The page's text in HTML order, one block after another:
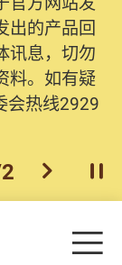
出的产品回
讯息，切勿
料。如有疑
会热线2929
2 下一个开
目